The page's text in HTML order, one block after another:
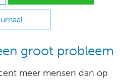
groot probleem
meer mensen dan op